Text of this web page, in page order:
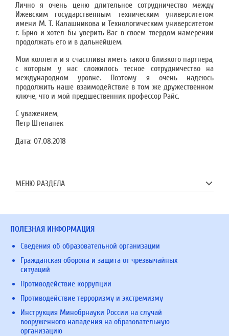
Лично я очень ценю длительное сотрудничество между
Ижевским государственным техническим университетом
имени М. Т. Калашникова и Технологическим университетом
г. Брно и хотел бы уверить Вас в своем твердом намерении
продолжать его и в дальнейшем.
Мои коллеги и я счастливы иметь такого близкого партнера,
с которым у нас сложилось тесное сотрудничество на
международном уровне. Поэтому я очень надеюсь
продолжить наше взаимодействие в том же дружественном
ключе, что и мой предшественник профессор Райс.
С уважением,
Петр Штепанек
Дата: 07.08.2018
МЕНЮ РАЗДЕЛА
ПОЛЕЗНАЯ ИНФОРМАЦИЯ
Сведения об образовательной организации
Гражданская оборона и защита от чрезвычайных
ситуаций
Противодействие коррупции
Противодействие терроризму и экстремизму
Инструкция Минобрнауки России на случай
вооруженного нападения на образовательную
организацию